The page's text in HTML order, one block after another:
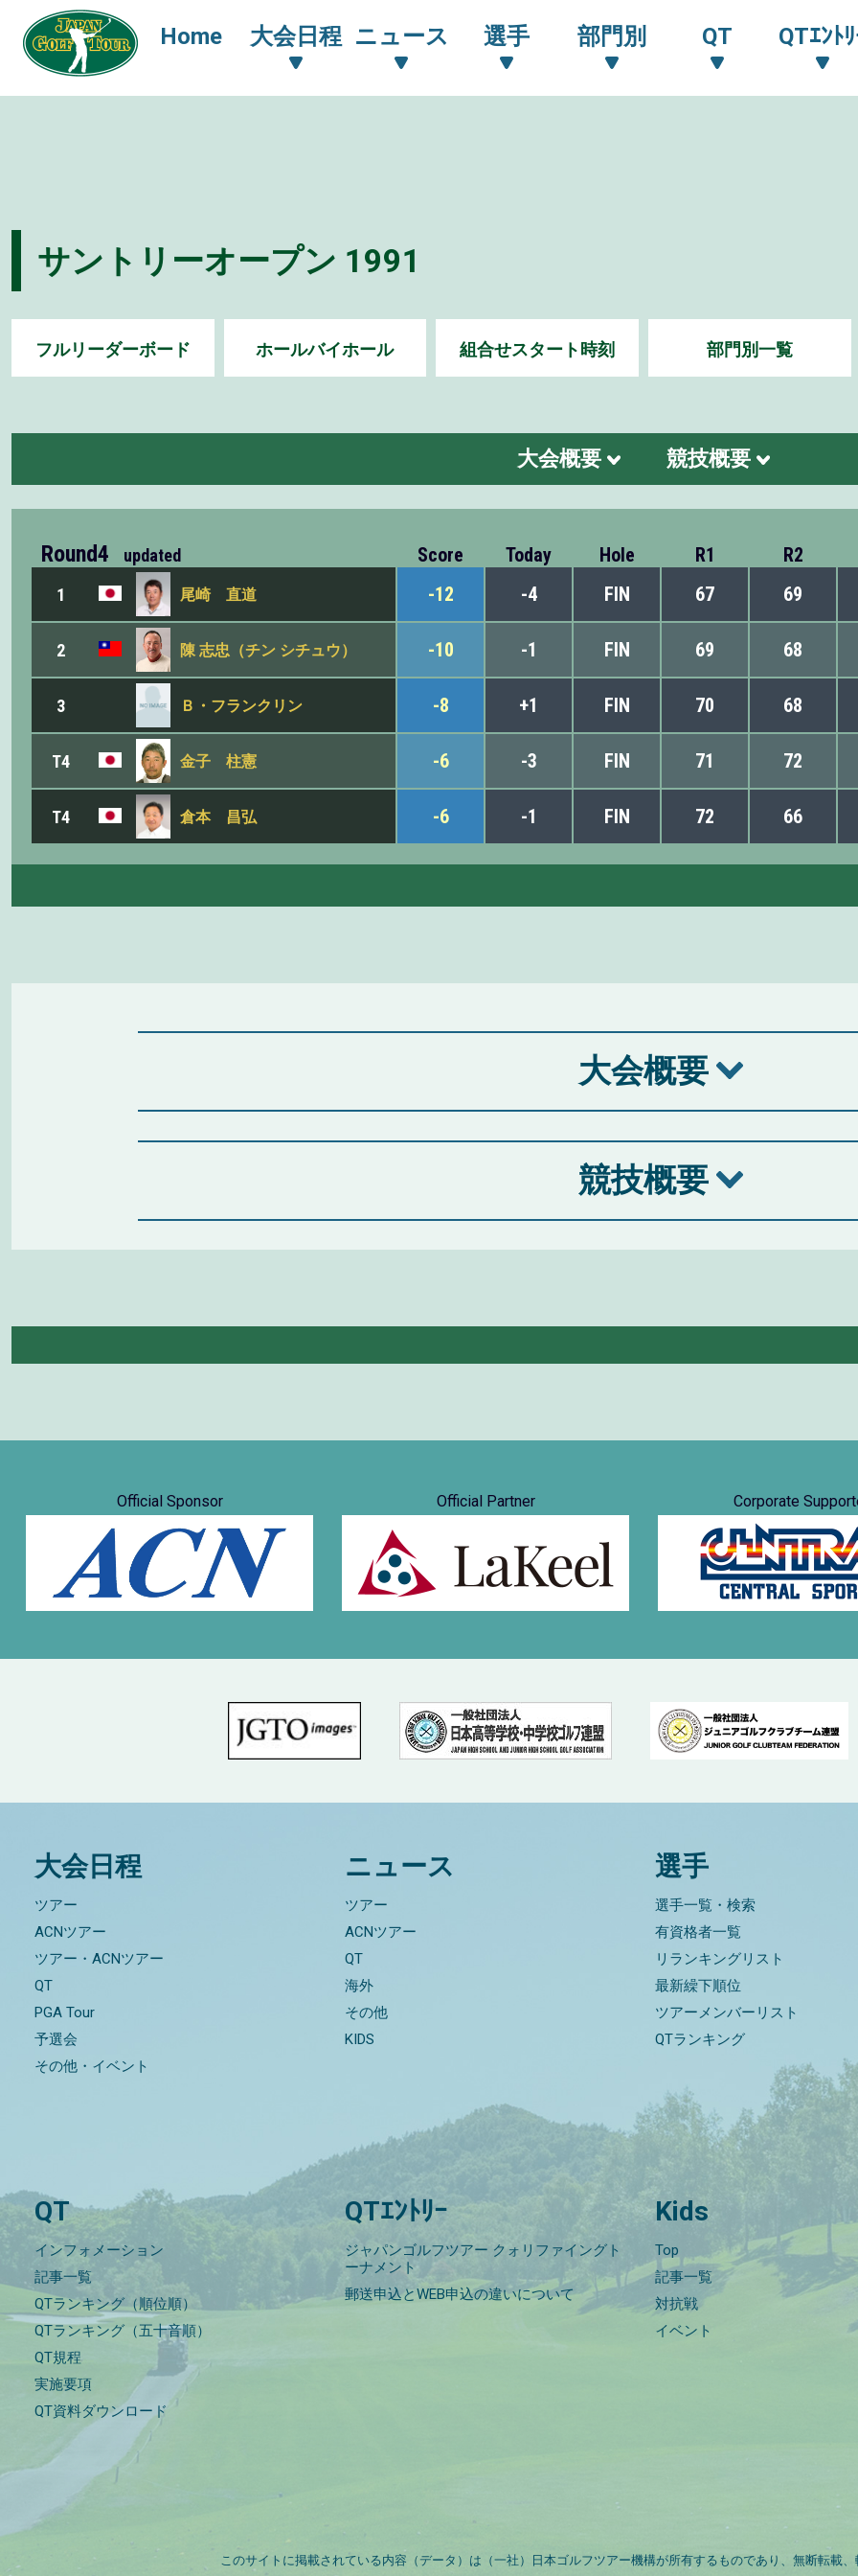
Home 大会日程 ニュース 選手 部門別 QT QTｴﾝﾄ
サントリーオープン 1991
フルリーダーボード ホールバイホール 組合せスタート時刻 部門別一覧
大会概要 競技概要
Round4 updated Score Today Hole R1 R2
1 尾崎 直道 -12 -4 FIN 67 69
2 陳 志忠（チン シチュウ） -10 -1 FIN 69 68
3 Ｂ・フランクリン -8 +1 FIN 70 68
T4 金子 柱憲 -6 -3 FIN 71 72
T4 倉本 昌弘 -6 -1 FIN 72 66
大会概要
競技概要
Official Sponsor Official Partner Corporate
大会日程
ツアー
ACNツアー
ツアー・ACNツアー
QT
PGA Tour
予選会
その他・イベント
ニュース
ツアー
ACNツアー
QT
海外
その他
KIDS
選手
選手一覧・検索
有資格者一覧
リランキングリスト
最新繰下順位
ツアーメンバーリスト
QTランキング
QT
インフォメーション
記事一覧
QTランキング（順位順）
QTランキング（五十音順）
QT規程
実施要項
QT資料ダウンロード
QTｴﾝﾄﾘｰ
ジャパンゴルフツアー クォリファイングト
ーナメント
郵送申込とWEB申込の違いについて
Kids
Top
記事一覧
対抗戦
イベント
このサイトに掲載されている内容（データ）は（一社）日本ゴルフツアー機構が所有するものであり、無断転載、